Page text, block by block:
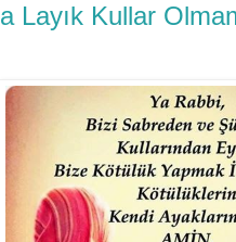
Layık Kullar